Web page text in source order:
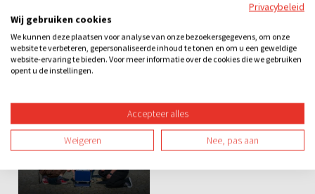
Escape room
€16,06
Drankje - Gebak - Escape
room
Privacybeleid
Wij gebruiken cookies
We kunnen deze plaatsen voor analyse van onze bezoekersgegevens, om onze
website te verbeteren, gepersonaliseerde inhoud te tonen en om u een geweldige
website-ervaring te bieden. Voor meer informatie over de cookies die we gebruiken
opent u de instellingen.
Accepteer alles
Weigeren Nee, pas aan